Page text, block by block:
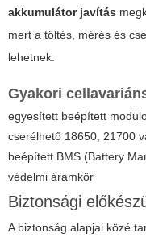
akkumulátor javítás
mert a töltés, mérés és
lehetnek.
Gyakori
egyesített beépített
cserélhető 18650, 21700
beépített BMS (Battery
védelmi áramkör
Biztonsági
A biztonság alapjai közé